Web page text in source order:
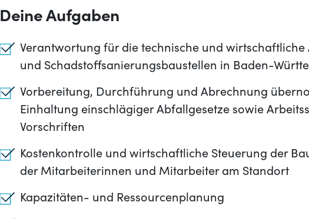
Deine Aufgaben
Verantwortung für die technische und
und Schadstoffsanierungsbaustellen in Baden-
Vorbereitung, Durchführung und Abrechnung
Einhaltung einschlägiger Abfallgesetze sowie
Vorschriften
Kostenkontrolle und wirtschaftliche Steuerung der
der Mitarbeiterinnen und Mitarbeiter am Standort
Kapazitäten- und Ressourcenplanung